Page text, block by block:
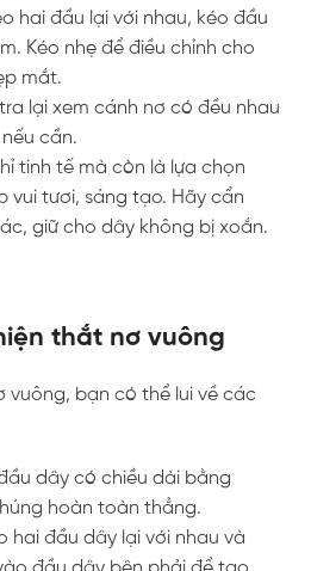
hai đầu lại với nhau, kéo đầu
Kéo nhẹ để điều chỉnh cho
mắt.
lại xem cánh nơ có đều nhau
cần.
tinh tế mà còn là lựa chọn
vui tươi, sáng tạo. Hãy cẩn
giữ cho dây không bị xoắn.
thắt nơ vuông
bạn có thể lui về các
dây có chiều dài bằng
hoàn toàn thẳng.
hai đầu dây lại với nhau và